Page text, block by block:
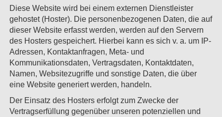
Diese Website wird bei einem externen Dienstleister
gehostet (Hoster). Die personenbezogenen Daten, die auf
dieser Website erfasst werden, werden auf den Servern
des Hosters gespeichert. Hierbei kann es sich v. a. um IP-
Adressen, Kontaktanfragen, Meta- und
Kommunikationsdaten, Vertragsdaten, Kontaktdaten,
Namen, Websitezugriffe und sonstige Daten, die über
eine Website generiert werden, handeln.
Der Einsatz des Hosters erfolgt zum Zwecke der
Vertragserfüllung gegenüber unseren potenziellen und